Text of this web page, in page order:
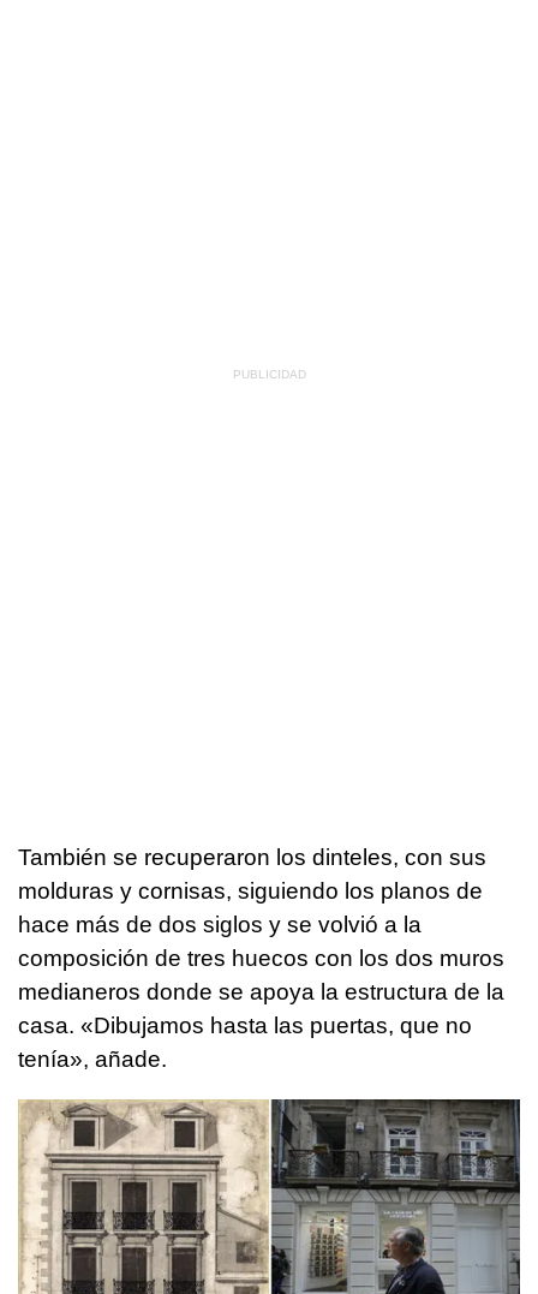
También se recuperaron los dinteles, con sus
molduras y cornisas, siguiendo los planos de
hace más de dos siglos y se volvió a la
composición de tres huecos con los dos muros
medianeros donde se apoya la estructura de la
casa. «Dibujamos hasta las puertas, que no
tenía», añade.